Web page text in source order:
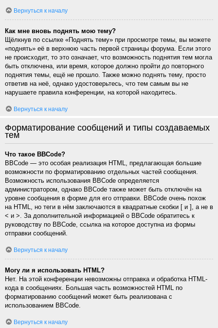
Вернуться к началу
Как мне вновь поднять мою тему?
Щёлкнув по ссылке «Поднять тему» при просмотре темы, вы можете
«поднять» её в верхнюю часть первой страницы форума. Если этого
не происходит, то это означает, что возможность поднятия тем могла
быть отключена, или время, которое должно пройти до повторного
поднятия темы, ещё не прошло. Также можно поднять тему, просто
ответив на неё, однако удостоверьтесь, что тем самым вы не
нарушаете правила конференции, на которой находитесь.
Вернуться к началу
Форматирование сообщений и типы создаваемых
тем
Что такое BBCode?
BBCode — это особая реализация HTML, предлагающая большие
возможности по форматированию отдельных частей сообщения.
Возможность использования BBCode определяется
администратором, однако BBCode также может быть отключён на
уровне сообщения в форме для его отправки. BBCode очень похож
на HTML, но теги в нём заключаются в квадратные скобки [ и ], а не в
< и >. За дополнительной информацией о BBCode обратитесь к
руководству по BBCode, ссылка на которое доступна из формы
отправки сообщений.
Вернуться к началу
Могу ли я использовать HTML?
Нет. На этой конференции невозможны отправка и обработка HTML-
кода в сообщениях. Большая часть возможностей HTML по
форматированию сообщений может быть реализована с
использованием BBCode.
Вернуться к началу